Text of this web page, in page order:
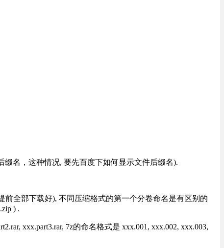
名，这种情况, 要先百度下如何显示文件后缀名).
全部下载好), 不同压缩格式的第一个分卷命名是有区别的
) .
xxx.part3.rar, 7z的命名格式是 xxx.001, xxx.002, xxx.003,